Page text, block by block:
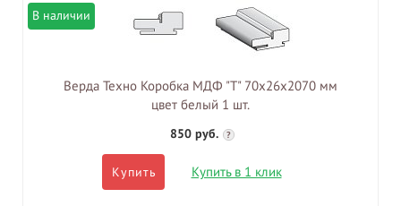
В наличии
Верда Техно Коробка МДФ "Т" 70х26х2070 мм
цвет белый 1 шт.
850 руб. ?
Купить Купить в 1 клик